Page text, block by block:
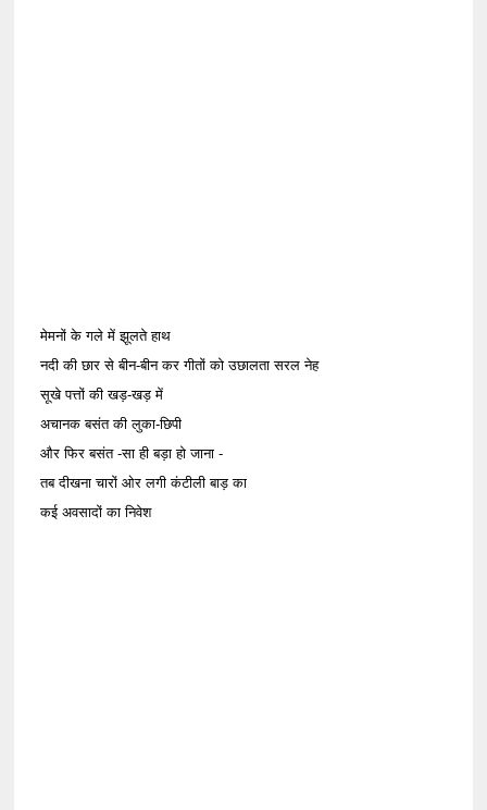
मेमनों के गले में झूलते हाथ
नदी की छार से बीन-बीन कर गीतों को उछालता सरल नेह
सूखे पत्तों की खड़-खड़ में
अचानक बसंत की लुका-छिपी
और फिर बसंत -सा ही बड़ा हो जाना -
तब दीखना चारों ओर लगी कंटीली बाड़ का
कई अवसादों का निवेश